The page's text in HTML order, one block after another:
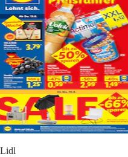
Lidl